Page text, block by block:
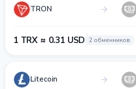
TRON
1 TRX ≈ 0.31 USD 2 обменников
Litecoin